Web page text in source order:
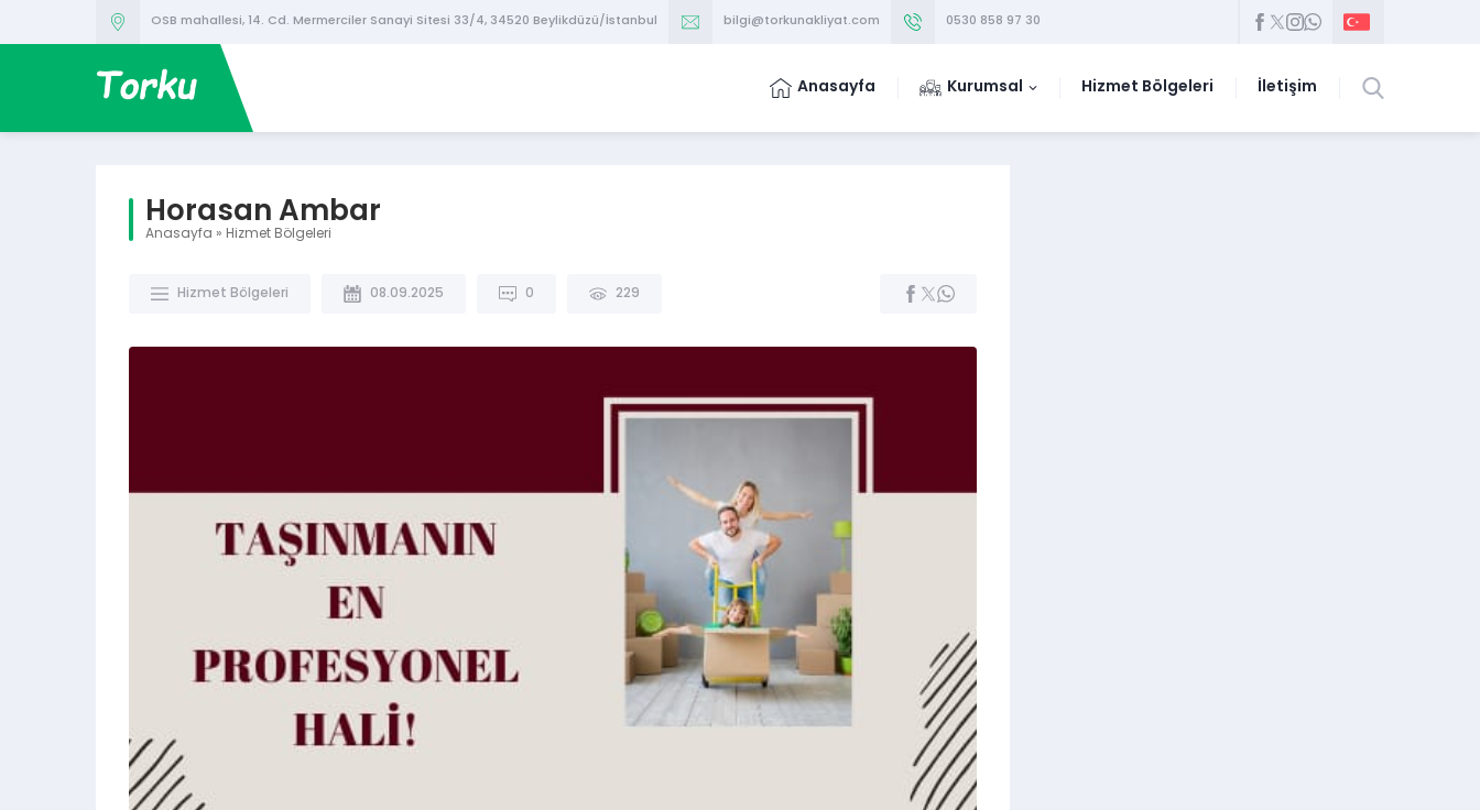
OSB mahallesi, 14. Cd. Mermerciler Sanayi Sitesi 33/4, 34520 Beylikdüzü/İstanbul bilgi@torkunakliyat.com 0530 858 97 30
Anasayfa Kurumsal Hizmet Bölgeleri İletişim
Horasan Ambar
Anasayfa » Hizmet Bölgeleri
Hizmet Bölgeleri 08.09.2025 0 229